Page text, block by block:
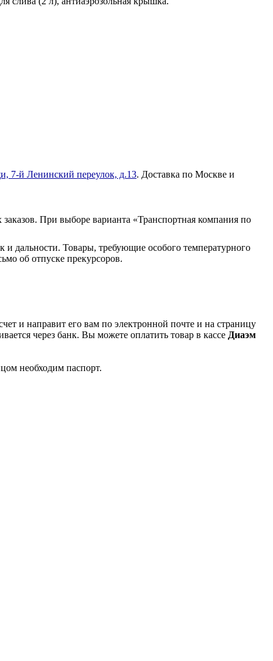
7-й Ленинский переулок, д.13. Доставка по Москве и
При выборе варианта «Транспортная компания по
и дальности. Товары, требующие особого температурного
об отпуске прекурсоров.
и направит его вам по электронной почте и на страницу
через банк. Вы можете оплатить товар в кассе Диаэм
необходим паспорт.